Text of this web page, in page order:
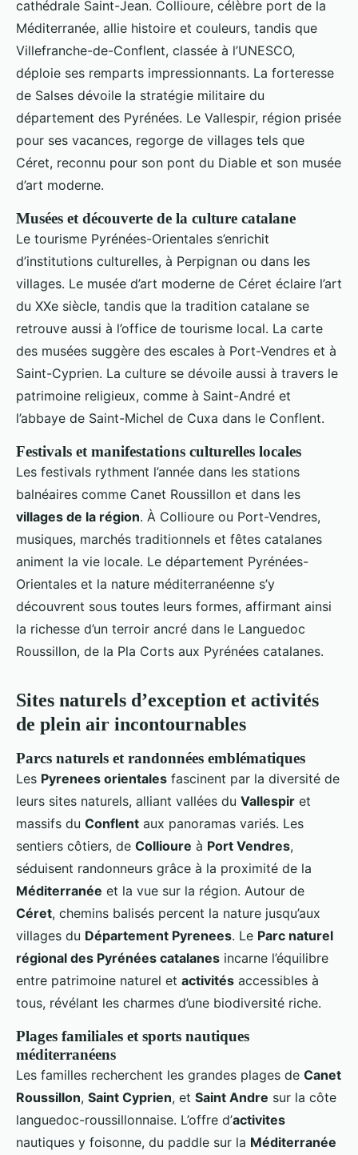
cathédrale Saint-Jean. Collioure, célèbre port de la
Méditerranée, allie histoire et couleurs, tandis que
Villefranche-de-Conflent, classée à l’UNESCO,
déploie ses remparts impressionnants. La forteresse
de Salses dévoile la stratégie militaire du
département des Pyrénées. Le Vallespir, région prisée
pour ses vacances, regorge de villages tels que
Céret, reconnu pour son pont du Diable et son musée
d’art moderne.
Musées et découverte de la culture catalane
Le tourisme Pyrénées-Orientales s’enrichit
d’institutions culturelles, à Perpignan ou dans les
villages. Le musée d’art moderne de Céret éclaire l’art
du XXe siècle, tandis que la tradition catalane se
retrouve aussi à l’office de tourisme local. La carte
des musées suggère des escales à Port-Vendres et à
Saint-Cyprien. La culture se dévoile aussi à travers le
patrimoine religieux, comme à Saint-André et
l’abbaye de Saint-Michel de Cuxa dans le Conflent.
Festivals et manifestations culturelles locales
Les festivals rythment l’année dans les stations
balnéaires comme Canet Roussillon et dans les
villages de la région. À Collioure ou Port-Vendres,
musiques, marchés traditionnels et fêtes catalanes
animent la vie locale. Le département Pyrénées-
Orientales et la nature méditerranéenne s’y
découvrent sous toutes leurs formes, affirmant ainsi
la richesse d’un terroir ancré dans le Languedoc
Roussillon, de la Pla Corts aux Pyrénées catalanes.
Sites naturels d’exception et activités
de plein air incontournables
Parcs naturels et randonnées emblématiques
Les Pyrenees orientales fascinent par la diversité de
leurs sites naturels, alliant vallées du Vallespir et
massifs du Conflent aux panoramas variés. Les
sentiers côtiers, de Collioure à Port Vendres,
séduisent randonneurs grâce à la proximité de la
Méditerranée et la vue sur la région. Autour de
Céret, chemins balisés percent la nature jusqu’aux
villages du Département Pyrenees. Le Parc naturel
régional des Pyrénées catalanes incarne l’équilibre
entre patrimoine naturel et activités accessibles à
tous, révélant les charmes d’une biodiversité riche.
Plages familiales et sports nautiques
méditerranéens
Les familles recherchent les grandes plages de Canet
Roussillon, Saint Cyprien, et Saint Andre sur la côte
languedoc-roussillonnaise. L’offre d’activites
nautiques y foisonne, du paddle sur la Méditerranée